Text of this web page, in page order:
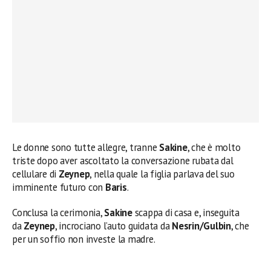
Le donne sono tutte allegre, tranne Sakine, che è molto
triste dopo aver ascoltato la conversazione rubata dal
cellulare di Zeynep, nella quale la figlia parlava del suo
imminente futuro con Baris.
Conclusa la cerimonia,Sakinescappa di casa e, inseguita
daZeynep, incrociano l’auto guidata daNesrin/Gulbin, che
per un soffio non investe la madre.